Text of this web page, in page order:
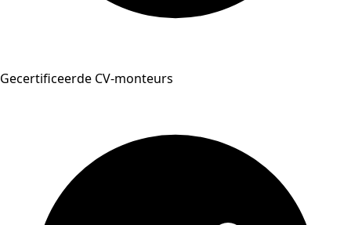
Gecertificeerde CV-monteurs